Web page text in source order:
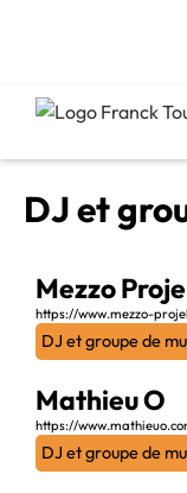
Accueil DJ et
DJ et
Mezzo
https://www.mezzo-
DJ et groupe de
Mathieu O
https://
DJ et groupe de